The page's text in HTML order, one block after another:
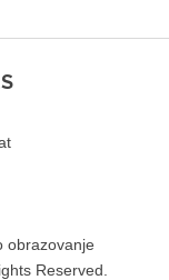
obrazovanje
Reserved.